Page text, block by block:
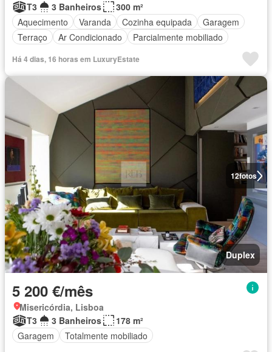
T3
3 Banheiros
300 m²
Aquecimento
Varanda Cozinha equipada
Garagem
Terraço
Ar Condicionado Parcialmente mobiliado
Há 4 dias, 16 horas em LuxuryEstate
12fotos
Duplex
5 200 €/mês
Misericórdia, Lisboa
T3
3 Banheiros
178 m²
Garagem
Totalmente mobiliado